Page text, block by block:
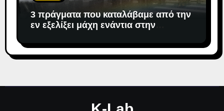
3 πράγματα που καταλάβαμε από την
εν εξελίξει μάχη ενάντια στην